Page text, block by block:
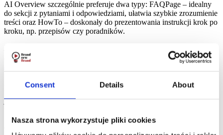
Consent Details About
Nasza strona wykorzystuje pliki cookies
AI Overview szczególnie preferuje dwa typy: FAQPage – idealny
do sekcji z pytaniami i odpowiedziami, ułatwia szybkie zrozumienie
treści oraz HowTo – doskonały do prezentowania instrukcji krok po
kroku, np. przepisów czy poradników.
innego artykułu –
Dane strukturalne – rodzaje, zasady wdrożenia
i wpływ na SEO
Algorytmy AI pozwalają na analizę kontekstu i zrozumienie intencji
językowych zwracają uwagę na głębsze aspekty treści, takie jak jej
konkretne zapytania użytkowników. Strony internetowe,
dostarczające użytkownikom wysokiej jakości treści, które